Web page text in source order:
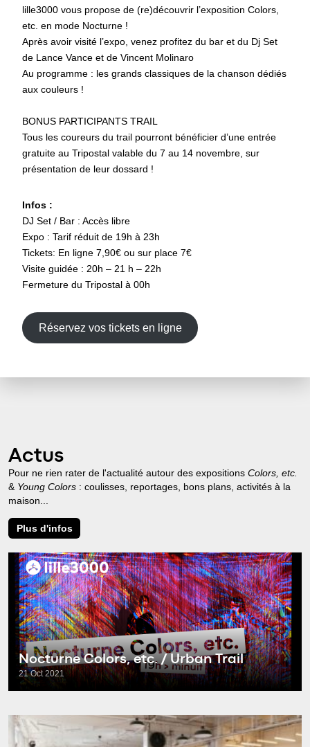
lille3000 vous propose de (re)découvrir l’exposition Colors,
etc. en mode Nocturne !
Après avoir visité l’expo, venez profitez du bar et du Dj Set
de Lance Vance et de Vincent Molinaro
Au programme : les grands classiques de la chanson dédiés
aux couleurs !
BONUS PARTICIPANTS TRAIL
Tous les coureurs du trail pourront bénéficier d’une entrée
gratuite au Tripostal valable du 7 au 14 novembre, sur
présentation de leur dossard !
Infos :
DJ Set / Bar : Accès libre
Expo : Tarif réduit de 19h à 23h
Tickets: En ligne 7,90€ ou sur place 7€
Visite guidée : 20h – 21 h – 22h
Fermeture du Tripostal à 00h
Réservez vos tickets en ligne
Actus
Pour ne rien rater de l'actualité autour des expositions Colors, etc.
& Young Colors : coulisses, reportages, bons plans, activités à la
maison...
Plus d'infos
Nocturne Colors, etc. / Urban Trail
21 Oct 2021